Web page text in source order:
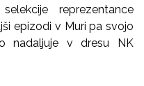
reprezentance
epizodi v Muri pa svojo
nadaljuje v dresu NK